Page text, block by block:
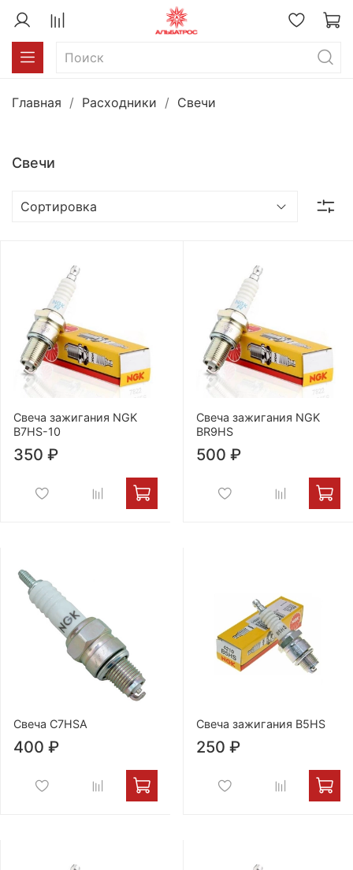
Главная Расходники Свечи
Свечи
Свеча зажигания NGK
B7HS-10
350 ₽
Свеча зажигания NGK
BR9HS
500 ₽
Свеча C7HSA
400 ₽
Свеча зажигания B5HS
250 ₽